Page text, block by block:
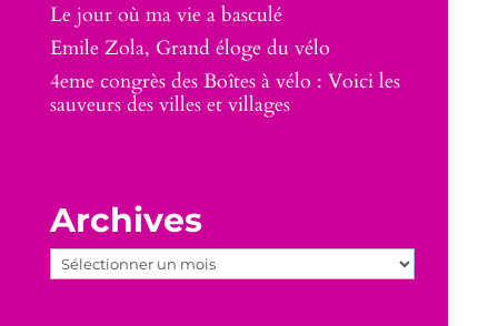
Le jour où ma vie a basculé
Emile Zola, Grand éloge du vélo
4eme congrès des Boîtes à vélo : Voici les
sauveurs des villes et villages
Archives
Archives